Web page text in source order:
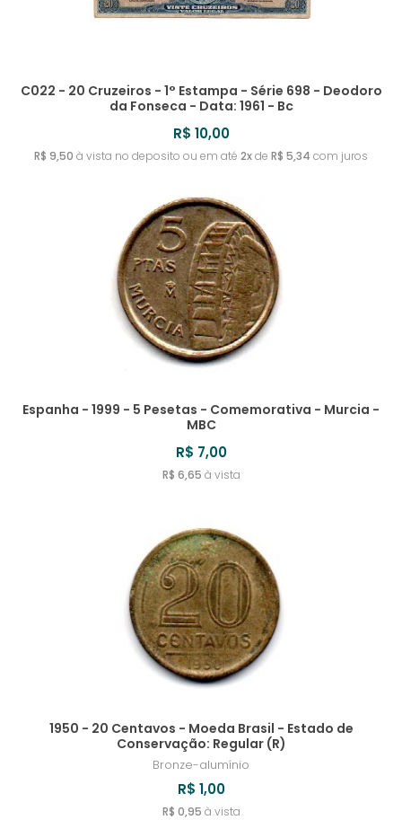
C022 - 20 Cruzeiros - 1° Estampa - Série 698 - Deodoro
da Fonseca - Data: 1961 - Bc
R$ 10,00
R$ 9,50 à vista no deposito ou em até 2xde R$ 5,34 com juros
Espanha - 1999 - 5 Pesetas - Comemorativa - Murcia -
MBC
R$ 7,00
R$ 6,65 à vista
1950 - 20 Centavos - Moeda Brasil - Estado de
Conservação: Regular (R)
Bronze-alumínio
R$ 1,00
R$ 0,95 à vista